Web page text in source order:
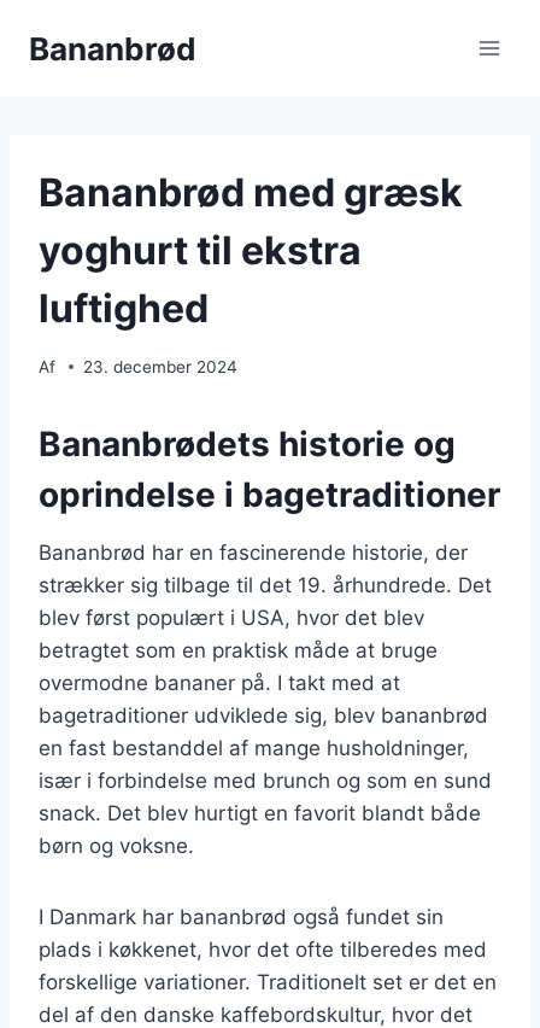
Bananbrød
Bananbrød med græsk
yoghurt til ekstra
luftighed
Af 23. december 2024
Bananbrødets historie og
oprindelse i bagetraditioner
Bananbrød har en fascinerende historie, der
strækker sig tilbage til det 19. århundrede. Det
blev først populært i USA, hvor det blev
betragtet som en praktisk måde at bruge
overmodne bananer på. I takt med at
bagetraditioner udviklede sig, blev bananbrød
en fast bestanddel af mange husholdninger,
især i forbindelse med brunch og som en sund
snack. Det blev hurtigt en favorit blandt både
børn og voksne.
I Danmark har bananbrød også fundet sin
plads i køkkenet, hvor det ofte tilberedes med
forskellige variationer. Traditionelt set er det en
del af den danske kaffebordskultur, hvor det